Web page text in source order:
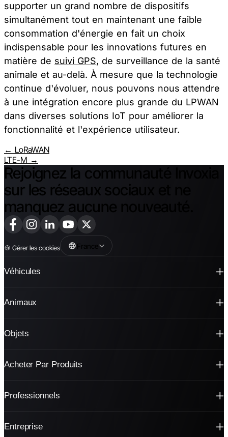
supporter un grand nombre de dispositifs
simultanément tout en maintenant une faible
consommation d'énergie en fait un choix
indispensable pour les innovations futures en
matière de suivi GPS, de surveillance de la santé
animale et au-delà. À mesure que la technologie
continue d'évoluer, nous pouvons nous attendre
à une intégration encore plus grande du LPWAN
dans diverses solutions IoT pour améliorer la
fonctionnalité et l'expérience utilisateur.
← LoRaWAN
LTE-M →
Rejoignez la communauté Invoxia
sur les réseaux sociaux et ne
manquez aucune nouveauté.
🍪 Gérer les cookies France
Véhicules
Animaux
Objets
Acheter Par Produits
Professionnels
Entreprise